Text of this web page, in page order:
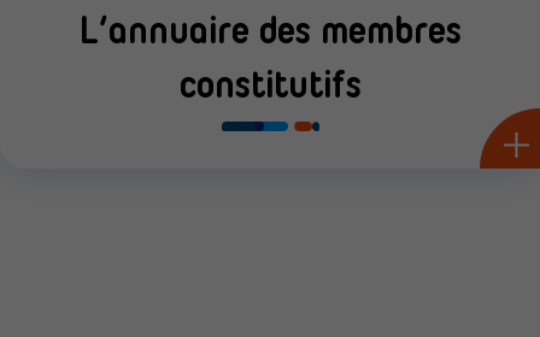
L’annuaire des membres
constitutifs